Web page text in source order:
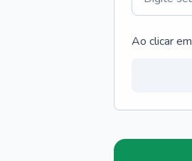
Ao clicar em